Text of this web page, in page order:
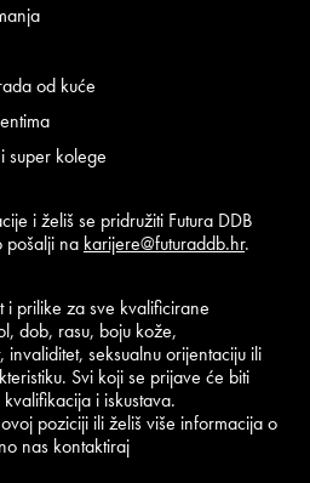
od kuće
super kolege
i želiš se pridružiti Futura DDB
pošalji na karijere@futuraddb.hr.
i prilike za sve kvalificirane
dob, rasu, boju kože,
seksualnu orijentaciju ili
Svi koji se prijave će biti
i iskustava.
poziciji ili želiš više informacija o
nas kontaktiraj